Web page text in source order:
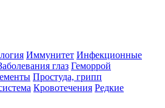
Иммунитет Инфекционные
глаз Геморрой
Простуда, грипп
Кровотечения Редкие